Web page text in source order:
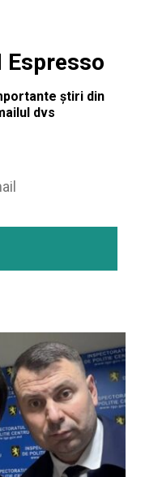
Espresso
știri din
dvs